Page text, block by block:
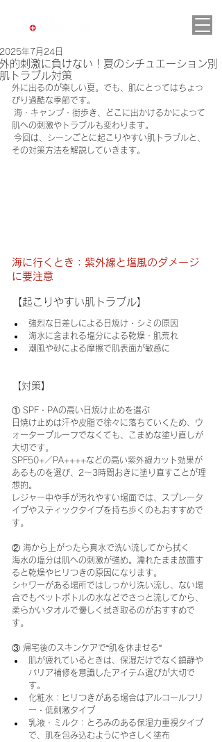
外的刺激に負けない！夏のシチュエーション別
肌トラブル対策
2025年7月24日
外に出るのが楽しい夏。でも、肌にとってはちょっ
ぴり過酷な季節です。
海・キャンプ・街歩き、どこに出かけるかによって
肌への刺激やトラブルも変わります。
今回は、シーンごとに起こりやすい肌トラブルと、
その対策方法を解説していきます。
海に行くとき：紫外線と塩風のダメージ
に要注意
【起こりやすい肌トラブル】
強烈な日差しによる日焼け・シミの原因
海水に含まれる塩分による乾燥・肌荒れ
潮風や砂による摩擦で肌表面が敏感に
【対策】
① SPF・PAの高い日焼け止めを選ぶ
日焼け止めは汗や皮脂で徐々に落ちていくため、ウ
ォータープルーフでなくても、こまめな塗り直しが
大切です。
SPF50+／PA++++などの高い紫外線カット効果が
あるものを選び、2〜3時間おきに塗り直すことが理
想的。
レジャー中や手が汚れやすい場面では、スプレータ
イプやスティックタイプを持ち歩くのもおすすめで
す。
② 海から上がったら真水で洗い流してから拭く
海水の塩分は肌への刺激が強め。濡れたまま放置す
ると乾燥やヒリつきの原因になります。
シャワーがある場所ではしっかり洗い流し、ない場
合でもペットボトルの水などでさっと流してから、
柔らかいタオルで優しく拭き取るのがおすすめで
す。
③ 帰宅後のスキンケアで“肌を休ませる”
肌が疲れているときは、保湿だけでなく鎮静や
バリア補修を意識したアイテム選びが大切で
す。
化粧水：ヒリつきがある場合はアルコールフリ
ー・低刺激タイプ
乳液・ミルク：とろみのある保湿力重視タイプ
で、肌を包み込むようにやさしく塗布